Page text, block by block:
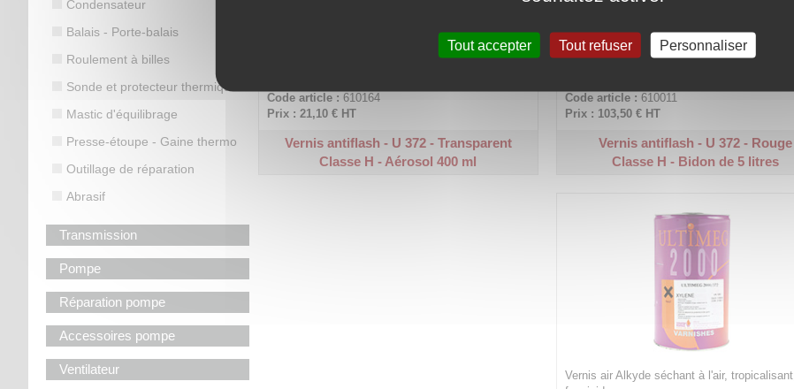
Condensateur
Balais - Porte-balais
Roulement à billes
Sonde et protecteur thermique
Mastic d'équilibrage
Presse-étoupe - Gaine thermo
Outillage de réparation
Abrasif
Transmission
Pompe
Réparation pompe
Accessoires pompe
Ventilateur
Vernis air Alkyde séchant à l'air, tropicalisant,
Code article : 610164
Prix : 21,10 € HT
Vernis antiflash - U 372 - Transparent
Classe H - Aérosol 400 ml
Vernis air Alkyde séchant à l'air, tropicalisant,
Code article : 610011
Prix : 103,50 €HT
Vernis antiflash - U 372 - Rouge
Classe H - Bidon de 5 litres
Vernis air Alkyde séchant à l'air, tropicalisant,
Tout accepter Tout refuser Personnaliser